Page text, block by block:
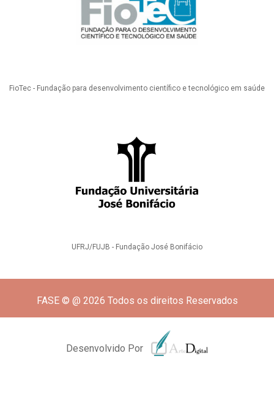
FioTec - Fundação para desenvolvimento científico e tecnológico em saúde
UFRJ/FUJB - Fundação José Bonifácio
FASE © @ 2026 Todos os direitos Reservados
Desenvolvido Por